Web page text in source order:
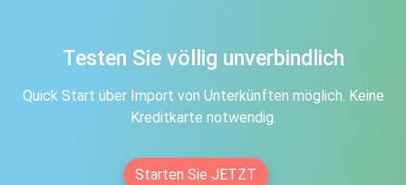
Testen Sie völlig unverbindlich
Quick Start über Import von Unterkünften möglich. Keine
Kreditkarte notwendig.
Starten Sie JETZT